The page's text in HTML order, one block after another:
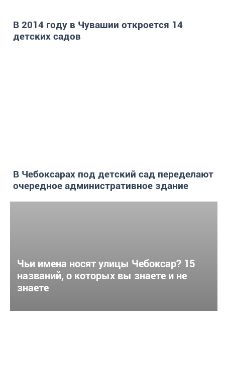
В 2014 году в Чувашии откроется 14
детских садов
В Чебоксарах под детский сад переделают
очередное административное здание
Чьи имена носят улицы Чебоксар? 15
названий, о которых вы знаете и не
знаете